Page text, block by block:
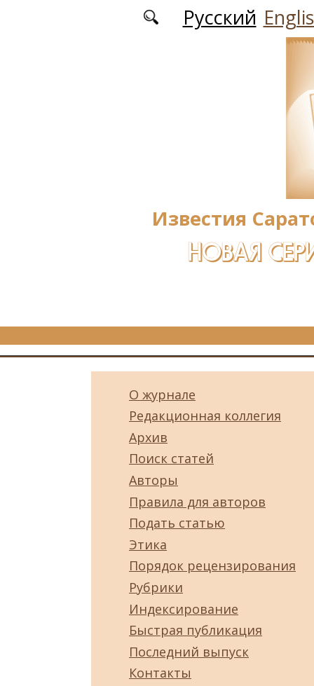
Перейти к основному содержаниюРусский
Известия
НОВАЯ
О журнале
Редакционная коллегия
Архив
Поиск статей
Авторы
Правила для авторов
Подать статью
Этика
Порядок рецензирования
Рубрики
Индексирование
Быстрая публикация
Последний выпуск
Контакты